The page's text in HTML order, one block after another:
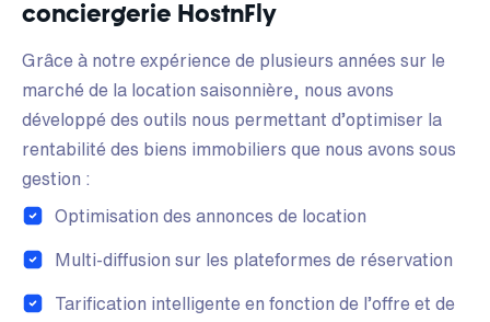
conciergerie HostnFly
Grâce à notre expérience de plusieurs années sur le
marché de la location saisonnière, nous avons
développé des outils nous permettant d’optimiser la
rentabilité des biens immobiliers que nous avons sous
gestion :
Optimisation des annonces de location
Multi-diffusion sur les plateformes de réservation
Tarification intelligente en fonction de l’offre et de